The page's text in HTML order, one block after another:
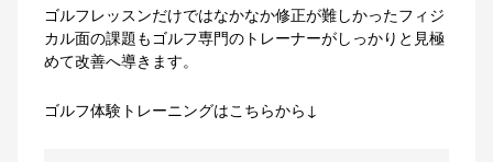
ゴルフレッスンだけではなかなか修正が難しかったフィジ
カル面の課題もゴルフ専門のトレーナーがしっかりと見極
めて改善へ導きます。
ゴルフ体験トレーニングはこちらから↓